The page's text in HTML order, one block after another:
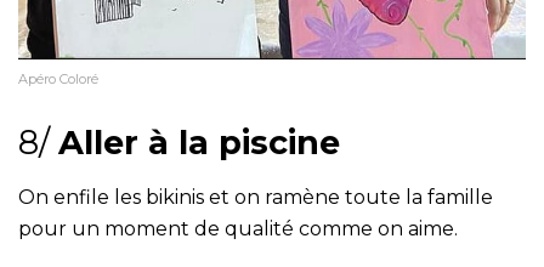
Apéro Coloré
8/ Aller à la piscine
On enfile les bikinis et on ramène toute la famille
pour un moment de qualité comme on aime.